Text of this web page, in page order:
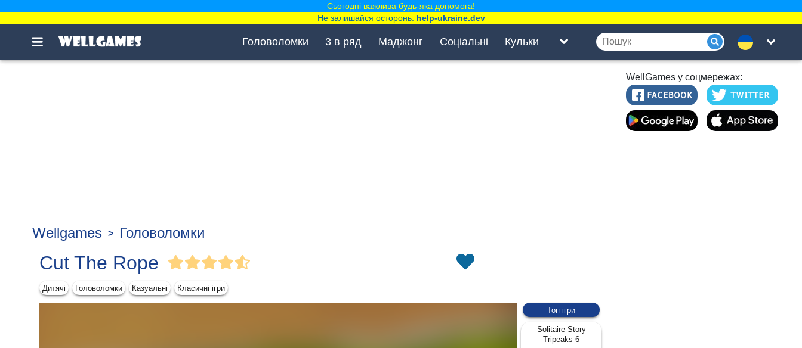
Головоломки 3 в ряд Маджонг Соціальні Кульки
WellGames у соцмережах:
Wellgames Головоломки
Cut The Rope
Дитячі Головоломки Казуальні Класичні ігри
Топ ігри
Solitaire Story
Tripeaks 6
Сьогодні важлива будь-яка допомога!
Не залишайся осторонь: help-ukraine.dev